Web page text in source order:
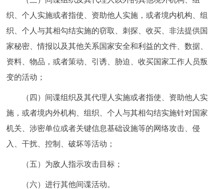
织、个人实施或者指使、资助他人实施，或者境内机构、组
织、个人与其相勾结实施的窃取、刺探、收买、非法提供国
家秘密、情报以及其他关系国家安全和利益的文件、数据、
资料、物品，或者策动、引诱、胁迫、收买国家工作人员叛
变的活动；
（四）间谍组织及其代理人实施或者指使、资助他人实
施，或者境内外机构、组织、个人与其相勾结实施针对国家
机关、涉密单位或者关键信息基础设施等的网络攻击、侵
入、干扰、控制、破坏等活动；
（五）为敌人指示攻击目标；
（六）进行其他间谍活动。